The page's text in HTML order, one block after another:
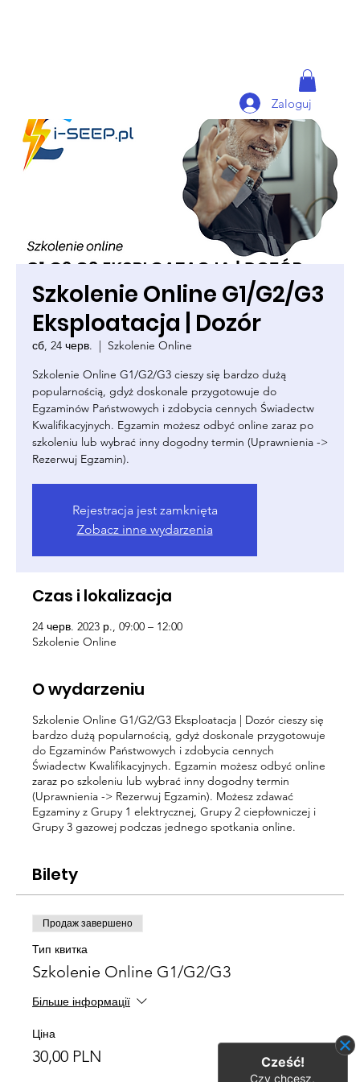
Zaloguj
Szkolenie Online G1/G2/G3
Eksploatacja | Dozór
сб, 24 черв.
  |
Szkolenie Online
Szkolenie Online G1/G2/G3 cieszy się bardzo dużą
popularnością, gdyż doskonale przygotowuje do
Egzaminów Państwowych i zdobycia cennych Świadectw
Kwalifikacyjnych. Egzamin możesz odbyć online zaraz po
szkoleniu lub wybrać inny dogodny termin (Uprawnienia ->
Rezerwuj Egzamin).
Rejestracja jest zamknięta
Zobacz inne wydarzenia
Czas i lokalizacja
24 черв. 2023 р., 09:00 – 12:00
Szkolenie Online
O wydarzeniu
Szkolenie Online G1/G2/G3 Eksploatacja | Dozór cieszy się
bardzo dużą popularnością, gdyż doskonale przygotowuje
do Egzaminów Państwowych i zdobycia cennych
Świadectw Kwalifikacyjnych. Egzamin możesz odbyć online
zaraz po szkoleniu lub wybrać inny dogodny termin
(Uprawnienia -> Rezerwuj Egzamin). Możesz zdawać
Egzaminy z Grupy 1 elektrycznej, Grupy 2 ciepłowniczej i
Grupy 3 gazowej podczas jednego spotkania online.
Bilety
Продаж завершено
Тип квитка
Szkolenie Online G1/G2/G3
Більше інформації
Ціна
30,00 PLN Cześć!
Czy chcesz,